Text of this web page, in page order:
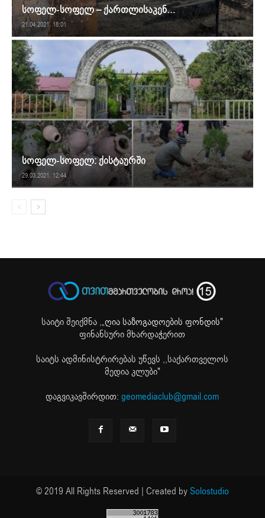
სოფელ-სოფელ – ქართლისაკენ…
21.04.2021. 18:01
სოფელ-სოფელ: ქისტაურში
29.03.2021. 12:44
საიტი შეიქმნა ,„ღია საზოგადოების ფონდის"
ფინანსური მხარდაჭერით
საიტს ადმინისტრირებას უწევს ,,საქართველოს
მედია კლუბი"
დაგვიკავშირდით:geomediaclub@gmail.com
© 2019 All Rights Reserved | Created bySolostudio